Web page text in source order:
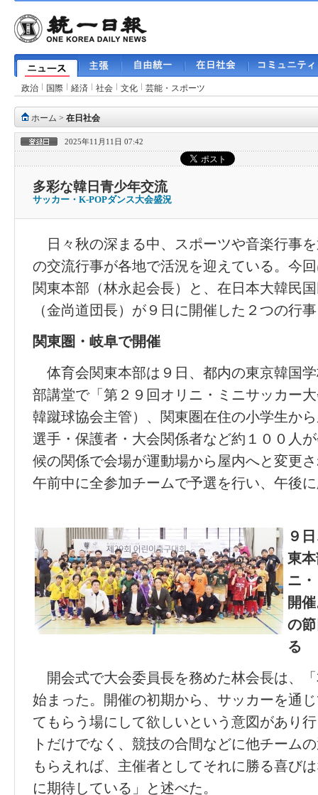
政治 国際 経済 社会 文化 芸能・スポーツ
ホーム > 在日社会
2025年11月11日 07:42
多彩な韓日青少年交流
サッカー・K-POPダンス大会盛況
日々秋の深まる中、スポーツや音楽行事
の交流行事が各地で活況を迎えている。今
関東本部（林永起会長）と、在日本大韓民
（金尚道団長）が９日に開催した２つの行
関東圏・岐阜で開催
体育会関東本部は９日、都内の東京韓国
部講堂で「第２９回オリニ・ミニサッカー
韓蹴球協会主管）、関東圏在住の小学生か
選手・保護者・大会関係者など約１００人
候の関係で会場が運動場から屋内へと変更
午前中に全参加チームで予選を行い、午後
９
東
ニ
開
の
る
開会式で大会委員長を務めた林会長は、
始まった。開催の初期から、サッカーを通
てもらう場にして欲しいという意図があり
トだけでなく、競技の合間などに他チーム
もらえれば、主催者としてそれに勝る喜び
に期待している」と述べた。